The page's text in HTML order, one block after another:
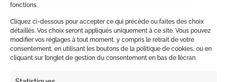
fonctions.
Cliquez ci-dessous pour accepter ce qui précède ou faites des choix
détaillés. Vos choix seront appliqués uniquement à ce site. Vous pouvez
modifier vos réglages à tout moment, y compris le retrait de votre
consentement, en utilisant les boutons de la politique de cookies, ou en
cliquant sur l’onglet de gestion du consentement en bas de l’écran.